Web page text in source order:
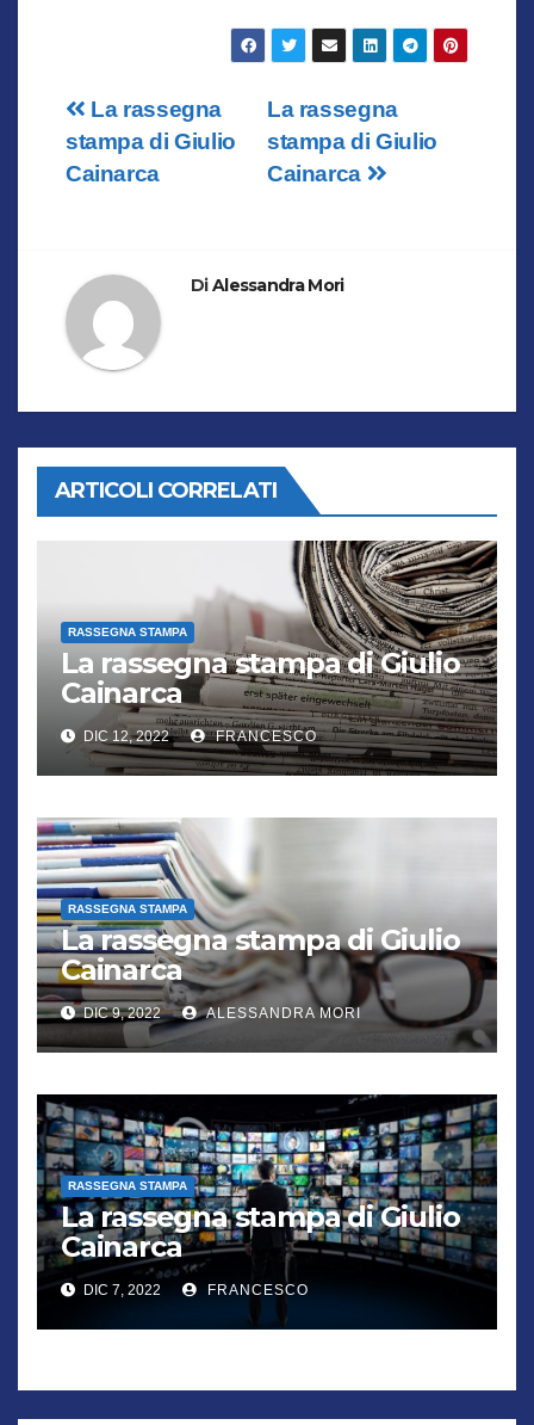
Navigazione
articoli
La rassegna
stampa di Giulio
Cainarca
La rassegna
stampa di Giulio
Cainarca
DiAlessandra Mori
ARTICOLI CORRELATI
RASSEGNA STAMPA
La rassegna stampa di Giulio
Cainarca
DIC 12, 2022 FRANCESCO
RASSEGNA STAMPA
La rassegna stampa di Giulio
Cainarca
DIC 9, 2022 ALESSANDRA MORI
RASSEGNA STAMPA
La rassegna stampa di Giulio
Cainarca
DIC 7, 2022 FRANCESCO